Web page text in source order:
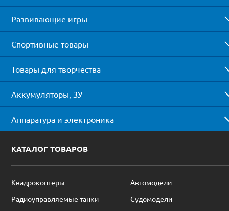
Развивающие игры
Спортивные товары
Товары для творчества
Аккумуляторы, ЗУ
Аппаратура и электроника
КАТАЛОГ ТОВАРОВ
Квадрокоптеры
Автомодели
Радиоуправляемые танки
Судомодели